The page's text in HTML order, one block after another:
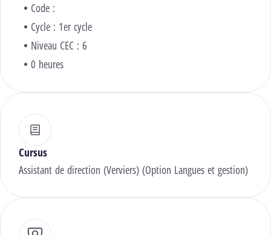
Code :
Cycle : 1er cycle
Niveau CEC : 6
0 heures
Cursus
Assistant de direction (Verviers) (Option Langues et gestion)